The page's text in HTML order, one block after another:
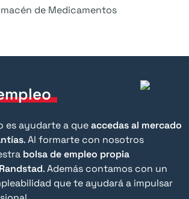
de Medicamentos
es ayudarte a queaccedas al mercado
. Al formarte con nosotros
bolsa de empleo propia
Randstad. Además contamos con un
que te ayudará a impulsar